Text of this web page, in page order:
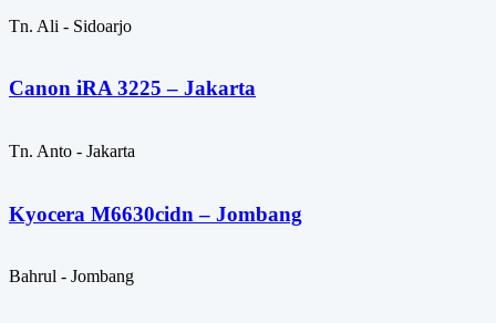
Tn. Ali - Sidoarjo
Canon iRA 3225 – Jakarta
Tn. Anto - Jakarta
Kyocera M6630cidn – Jombang
Bahrul - Jombang